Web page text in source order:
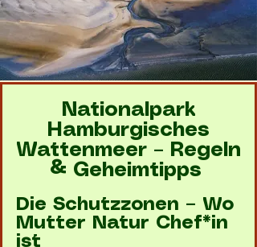
Nationalpark
Hamburgisches
Wattenmeer – Regeln
& Geheimtipps
Die Schutzzonen – Wo
Mutter Natur Chef*in
ist